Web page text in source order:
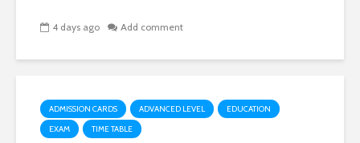
4 days ago Add comment
ADMISSION CARDS ADVANCED LEVEL
EDUCATION
EXAM
TIME TABLE